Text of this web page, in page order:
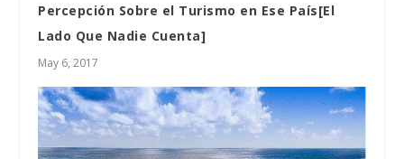
Percepción Sobre el Turismo en Ese País[El
Lado Que Nadie Cuenta]
May 6, 2017